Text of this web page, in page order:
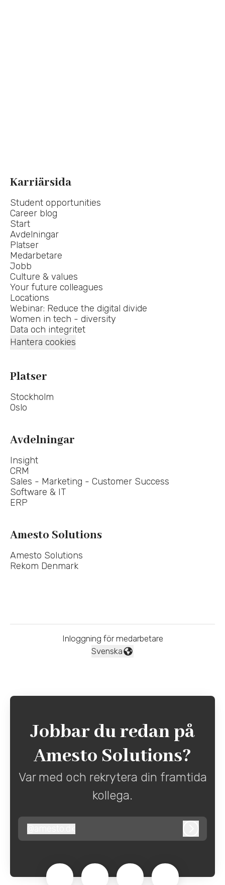
Karriärsida
Student opportunities
Career blog
Start
Avdelningar
Platser
Medarbetare
Jobb
Culture & values
Your future colleagues
Locations
Webinar: Reduce the digital divide
Women in tech - diversity
Data och integritet
Hantera cookies
Platser
Stockholm
Oslo
Avdelningar
Insight
CRM
Sales - Marketing - Customer Success
Software & IT
ERP
Amesto Solutions
Amesto Solutions
Rekom Denmark
Inloggning för medarbetare
Byt språk
Svenska
Jobbar du redan på
Amesto Solutions?
Var med och rekrytera din framtida
kollega.
amesto.dk